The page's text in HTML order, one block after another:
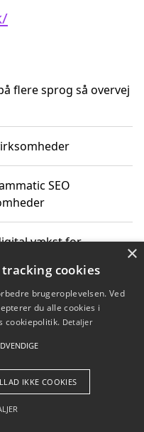
flere sprog så overvej
SEO
vækst for
genbrug af elektronik
Aps
×
cookies
brugeroplevelsen. Ved
du alle cookies i
cookiepolitik. Detaljer
IKKE COOKIES